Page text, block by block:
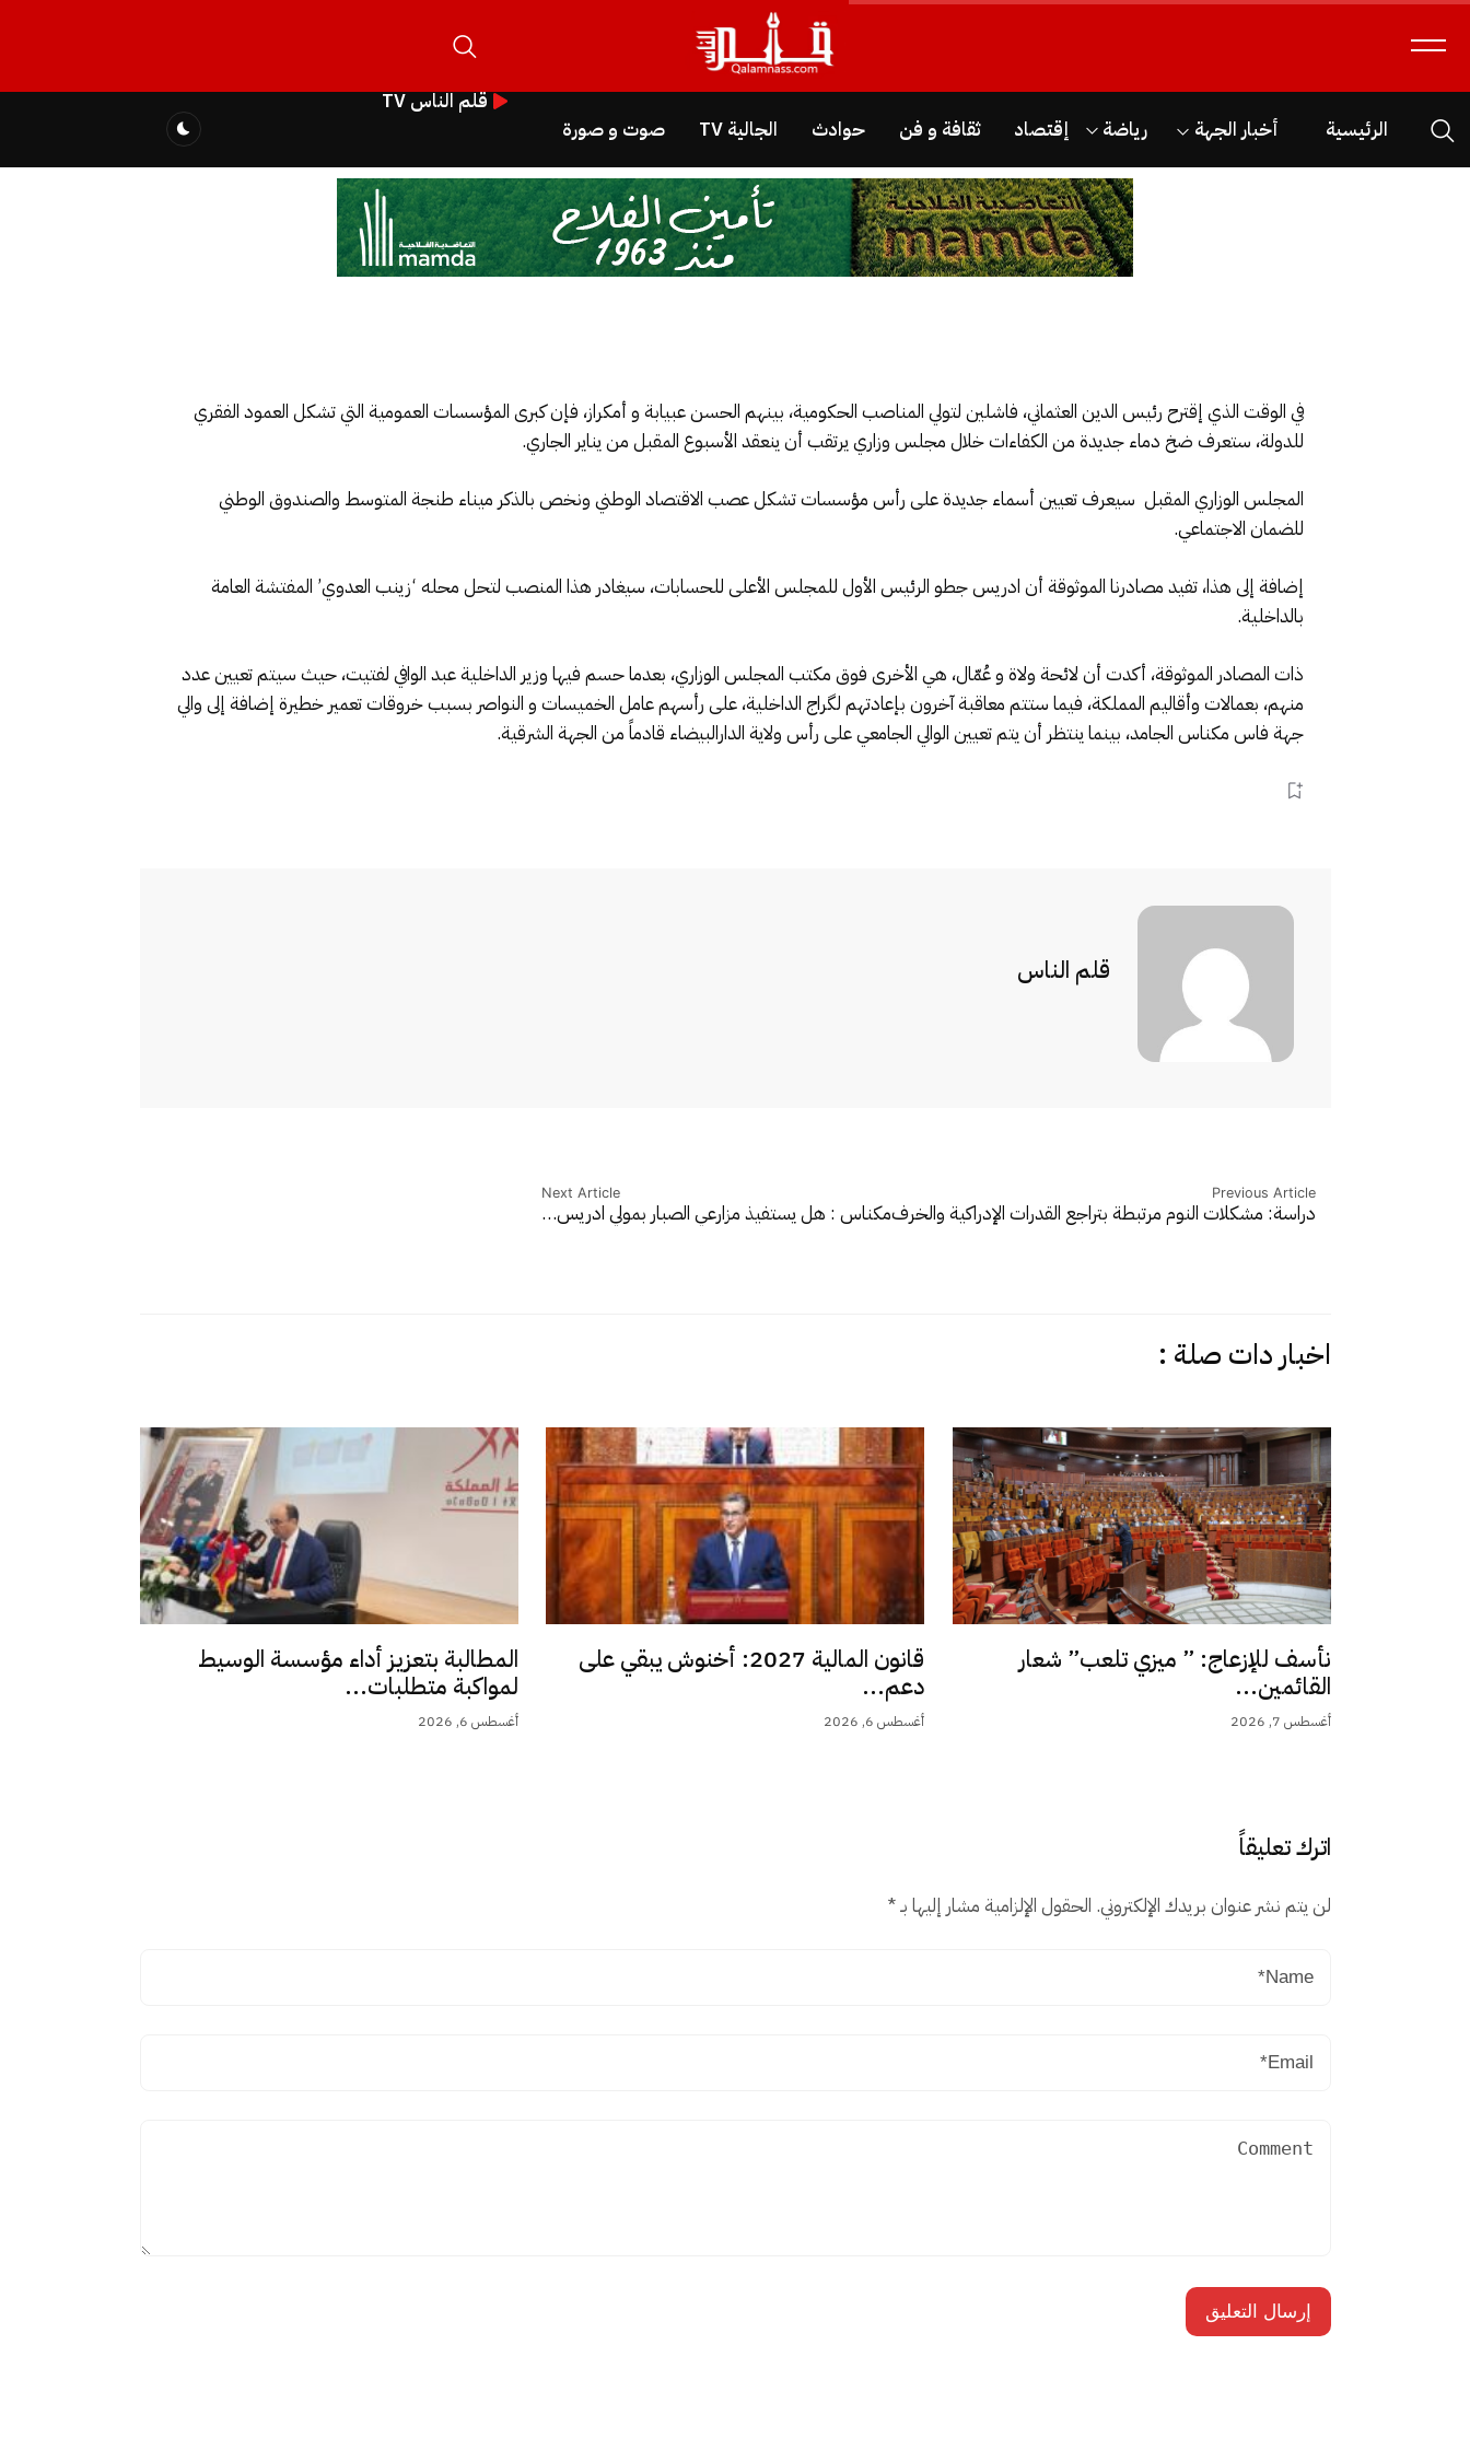
الرئيسية أخبار الجهة رياضة إقتصاد ثقافة و فن حوادث الجالية TV صوت و صورة
قلم الناس TV
في الوقت الذي إقترح رئيس الدين العثماني، فاشلين لتولي المناصب الحكومية، بينهم الحسن عبيابة و أمكراز، فإن كبرى المؤسسات العمومية التي تشكل العمود الفقري
للدولة، ستعرف ضخ دماء جديدة من الكفاءات خلال مجلس وزاري يرتقب أن ينعقد الأسبوع المقبل من يناير الجاري.
المجلس الوزاري المقبل سيعرف تعيين أسماء جديدة على رأس مؤسسات تشكل عصب الاقتصاد الوطني ونخص بالذكر ميناء طنجة المتوسط والصندوق الوطني
للضمان الاجتماعي.
إضافة إلى هذا، تفيد مصادرنا الموثوقة أن ادريس جطو الرئيس الأول للمجلس الأعلى للحسابات، سيغادر هذا المنصب لتحل محله ‘زينب العدوي’ المفتشة العامة
بالداخلية.
ذات المصادر الموثوقة، أكدت أن لائحة ولاة و عُمّال، هي الأخرى فوق مكتب المجلس الوزاري، بعدما حسم فيها وزير الداخلية عبد الوافي لفتيت، حيث سيتم تعيين عدد
منهم، بعمالات وأقاليم المملكة، فيما ستتم معاقبة آخرون بإعادتهم لگراج الداخلية، على رأسهم عامل الخميسات و النواصر بسبب خروقات تعمير خطيرة إضافة إلى والي
جهة فاس مكناس الجامد، بينما ينتظر أن يتم تعيين الوالي الجامعي على رأس ولاية الدارالبيضاء قادماً من الجهة الشرقية.
قلم الناس
Previous Article
دراسة: مشكلات النوم مرتبطة بتراجع القدرات الإدراكية والخرف
Next Article
مكناس : هل يستفيذ مزارعي الصبار بمولي ادريس…
اخبار دات صلة :
نأسف للإزعاج: ” ميزي تلعب” شعار
القائمين...
أغسطس 7, 2026
قانون المالية 2027: أخنوش يبقي على
دعم...
أغسطس 6, 2026
المطالبة بتعزيز أداء مؤسسة الوسيط
لمواكبة متطلبات...
أغسطس 6, 2026
اترك تعليقاً
لن يتم نشر عنوان بريدك الإلكتروني. الحقول الإلزامية مشار إليها بـ*